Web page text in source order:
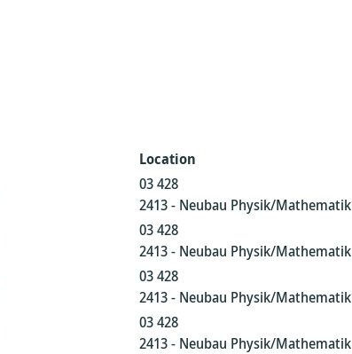
Location
03 428
2413 - Neubau Physik/Mathematik
03 428
2413 - Neubau Physik/Mathematik
03 428
2413 - Neubau Physik/Mathematik
03 428
2413 - Neubau Physik/Mathematik